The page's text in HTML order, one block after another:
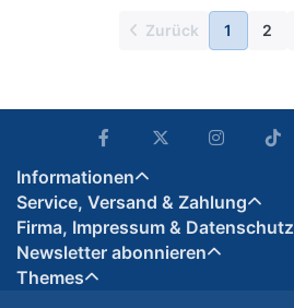
Zurück 1 2
Informationen
Service, Versand & Zahlung
Firma, Impressum & Datenschutz
Newsletter abonnieren
Themes